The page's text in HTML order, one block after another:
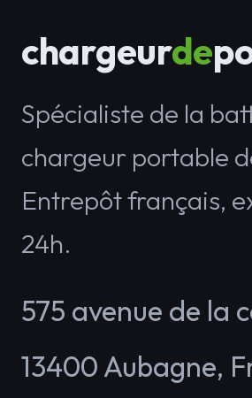
chargeurde
Spécialiste de la
chargeur portable
Entrepôt français,
24h.
575 avenue de la
13400 Aubagne,